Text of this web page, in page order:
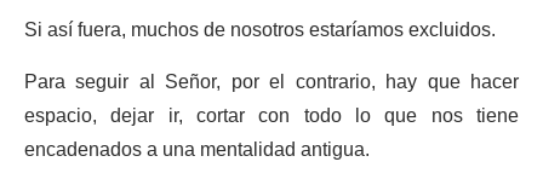
Si así fuera, muchos de nosotros estaríamos excluidos.
Para seguir al Señor, por el contrario, hay que hacer
espacio, dejar ir, cortar con todo lo que nos tiene
encadenados a una mentalidad antigua.